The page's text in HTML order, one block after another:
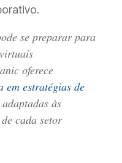
se preparar para
oferece
em estratégias de
adaptadas às
cada setor